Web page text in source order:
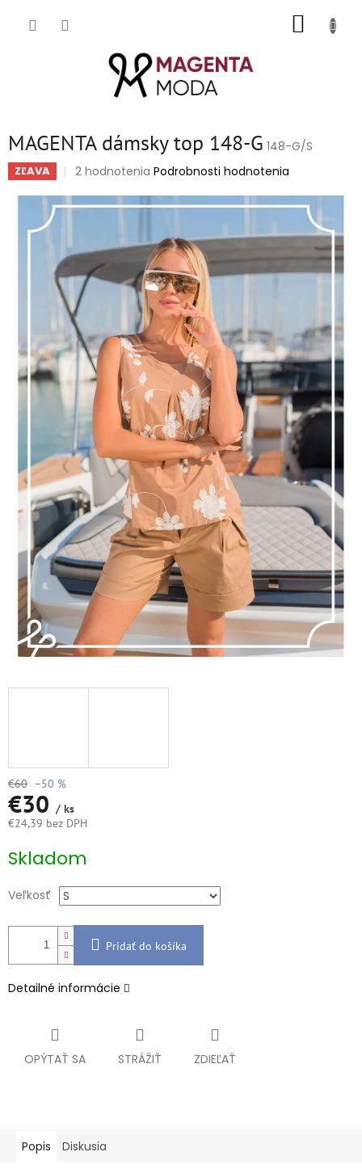
MAGENTA dámsky top 148-G 148-G/S
ZĽAVA
Priemerné
produktu
hviezdičiek.
2 hodnotenia Podrobnosti hodnotenia
€60 –50 %
€30 / ks
€24,39 bez DPH
cena:
Skladom
Veľkosť
Pridať do košíka
Detailné informácie
OPÝTAŤ SA STRÁŽIŤ ZDIEĽAŤ
Popis Diskusia